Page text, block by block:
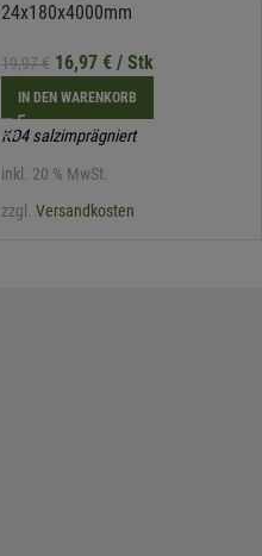
24x180x4000mm
19,97€ 16,97 € / Stk
IN DEN WARENKORB
KD4 salzimprägniert
inkl. 20 % MwSt.
zzgl. Versandkosten